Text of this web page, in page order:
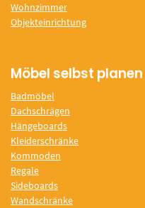
Wohnzimmer
Objekteinrichtung
Möbel selbst planen
Badmöbel
Dachschrägen
Hängeboards
Kleiderschränke
Kommoden
Regale
Sideboards
Wandschränke